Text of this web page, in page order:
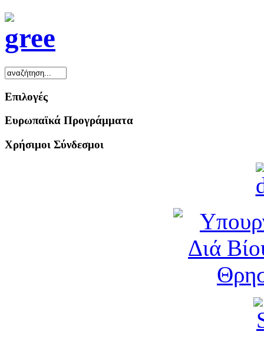
Επιλογές
Ευρωπαϊκά Προγράμματα
Χρήσιμοι Σύνδεσμοι